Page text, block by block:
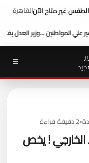
غير متاح الآنالقاهرة
د. طه محمد أبو الشيخ يكتب :
☰
•2 دقيقة قراءة
! يخص